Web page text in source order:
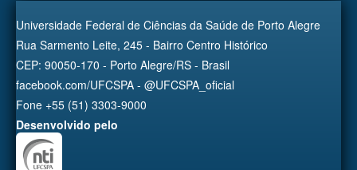
Universidade Federal de Ciências da Saúde de Porto Alegre
Rua Sarmento Leite, 245 - Bairro Centro Histórico
CEP: 90050-170 - Porto Alegre/RS - Brasil
facebook.com/UFCSPA - @UFCSPA_oficial
Fone +55 (51) 3303-9000
Desenvolvido pelo